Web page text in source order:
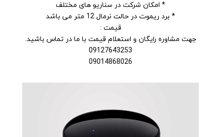
* امکان شرکت در سناریو های مختلف
* برد ریموت در حالت نرمال 12 متر می باشد
قیمت :
جهت مشاوره رایگان و استعلام قیمت با ما در تماس باشید.
09127643253
09014868026